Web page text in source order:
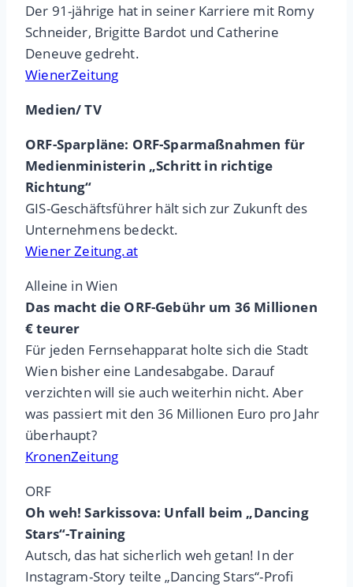
Der 91-jährige hat in seiner Karriere mit Romy
Schneider, Brigitte Bardot und Catherine
Deneuve gedreht.
WienerZeitung
Medien/ TV
ORF-Sparpläne: ORF-Sparmaßnahmen für
Medienministerin „Schritt in richtige
Richtung“
GIS-Geschäftsführer hält sich zur Zukunft des
Unternehmens bedeckt.
Wiener Zeitung.at
Alleine in Wien
Das macht die ORF-Gebühr um 36 Millionen
€ teurer
Für jeden Fernsehapparat holte sich die Stadt
Wien bisher eine Landesabgabe. Darauf
verzichten will sie auch weiterhin nicht. Aber
was passiert mit den 36 Millionen Euro pro Jahr
überhaupt?
KronenZeitung
ORF
Oh weh! Sarkissova: Unfall beim „Dancing
Stars“-Training
Autsch, das hat sicherlich weh getan! In der
Instagram-Story teilte „Dancing Stars“-Profi